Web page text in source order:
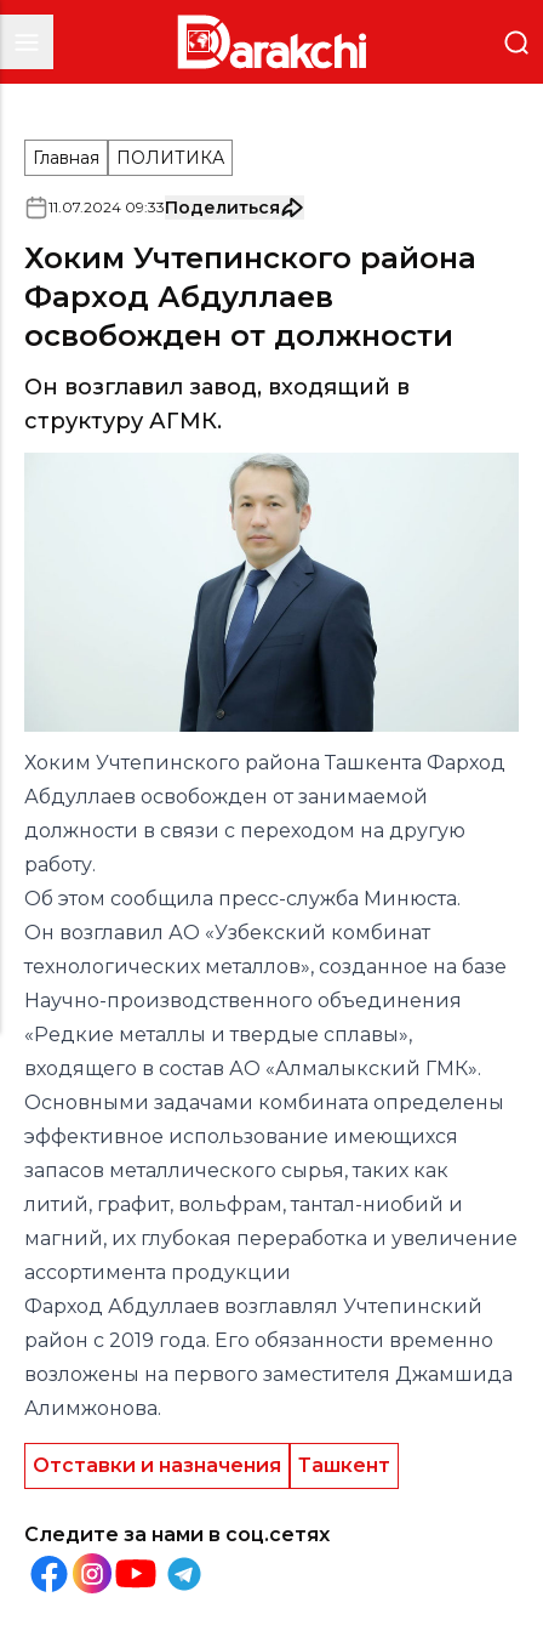
Главная ПОЛИТИКА
11.07.2024 09:33Поделиться
Хоким Учтепинского района
Фарход Абдуллаев
освобожден от должности
Он возглавил завод, входящий в
структуру АГМК.
Хоким Учтепинского района Ташкента Фарход
Абдуллаев освобожден от занимаемой
должности в связи с переходом на другую
работу.
Об этом сообщила пресс-служба Минюста.
Он возглавил АО «Узбекский комбинат
технологических металлов», созданное на базе
Научно-производственного объединения
«Редкие металлы и твердые сплавы»,
входящего в состав АО «Алмалыкский ГМК».
Основными задачами комбината определены
эффективное использование имеющихся
запасов металлического сырья, таких как
литий, графит, вольфрам, тантал-ниобий и
магний, их глубокая переработка и увеличение
ассортимента продукции
Фарход Абдуллаев возглавлял Учтепинский
район с 2019 года. Его обязанности временно
возложены на первого заместителя Джамшида
Алимжонова.
Отставки и назначения Ташкент
Следите за нами в соц.сетях